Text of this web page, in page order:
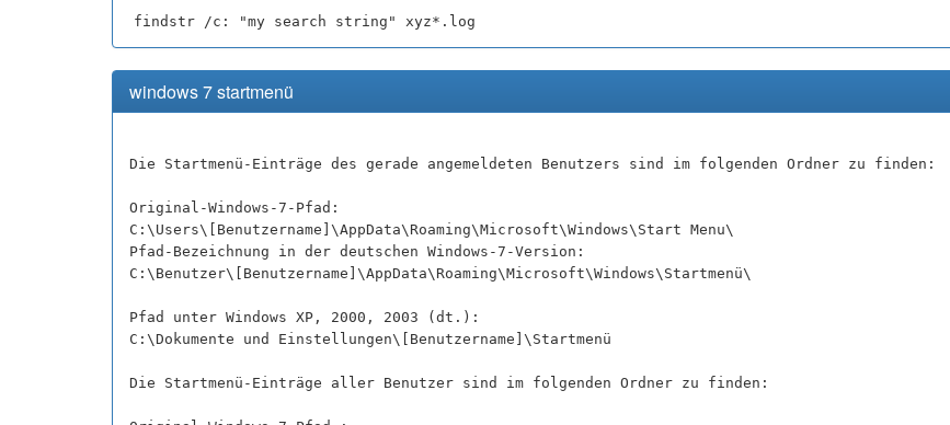
findstr /c: "my search string" xyz*.log
windows 7 startmenü
Die Startmenü-Einträge des gerade angemeldeten Benutzers sind im folgenden Ordner zu finden:
Original-Windows-7-Pfad:
C:\Users\[Benutzername]\AppData\Roaming\Microsoft\Windows\Start Menu\
Pfad-Bezeichnung in der deutschen Windows-7-Version:
C:\Benutzer\[Benutzername]\AppData\Roaming\Microsoft\Windows\Startmenü\
Pfad unter Windows XP, 2000, 2003 (dt.):
C:\Dokumente und Einstellungen\[Benutzername]\Startmenü
Die Startmenü-Einträge aller Benutzer sind im folgenden Ordner zu finden: